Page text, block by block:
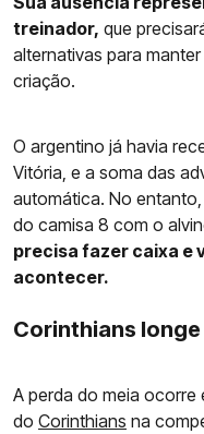
treinador, que
alternativas para
criação.
O argentino já havia
Vitória, e a soma das
automática. No
do camisa 8 com o
precisa fazer caixa e
acontecer.
Corinthians
A perda do meia ocorre
do Corinthians na